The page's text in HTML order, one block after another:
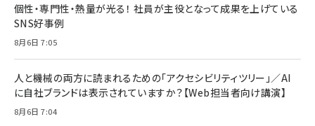
個性・専門性・熱量が光る！ 社員が主役となって成果を上げている
SNS好事例
8月6日 7:05
人と機械の両方に読まれるための「アクセシビリティツリー」／AI
に自社ブランドは表示されていますか？【Web担当者向け講演】
8月6日 7:04